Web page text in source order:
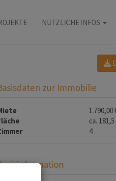
NÜTZLICHE INFOS
zur Immobilie
1.790,00
ca.
4